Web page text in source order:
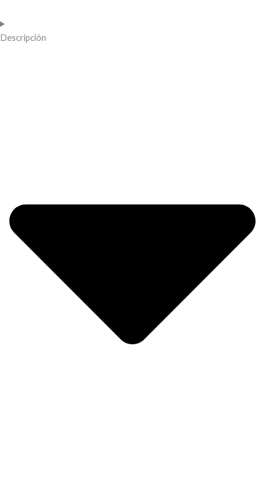
Descripción